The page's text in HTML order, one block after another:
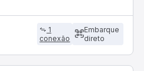
1
conexão
Embarque
direto